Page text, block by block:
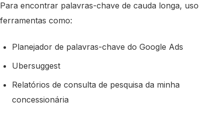
Para encontrar palavras-chave de cauda longa, uso
ferramentas como:
Planejador de palavras-chave do Google Ads
Ubersuggest
Relatórios de consulta de pesquisa da minha
concessionária